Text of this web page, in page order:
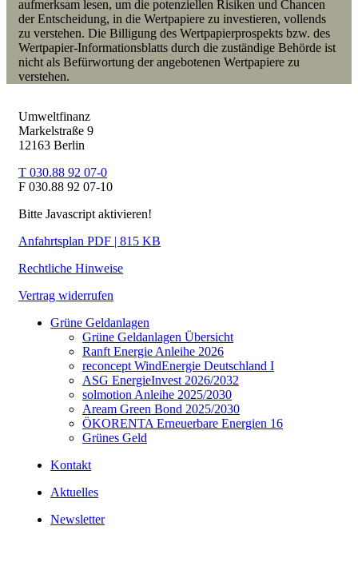
aufmerksam lesen, um die potenziellen Risiken und Chancen
der Entscheidung, in die Wertpapiere zu investieren, vollends
zu verstehen. Die Billigung des Wertpapierprospekts bzw. des
Wertpapier-Informationsblatts durch die zuständige Behörde ist
nicht als Befürwortung der angebotenen Wertpapiere zu
verstehen.
Umweltfinanz
Markelstraße 9
12163 Berlin
T 030.88 92 07-0
F 030.88 92 07-10
Bitte Javascript aktivieren!
Anfahrtsplan PDF | 815 KB
Rechtliche Hinweise
Vertrag widerrufen
Grüne Geldanlagen
Grüne Geldanlagen Übersicht
Ranft Energie Anleihe 2026
reconcept WindEnergie Deutschland I
ASG EnergieInvest 2026/2032
solmotion Anleihe 2025/2030
Aream Green Bond 2025/2030
ÖKORENTA Erneuerbare Energien 16
Grünes Geld
Kontakt
Aktuelles
Newsletter